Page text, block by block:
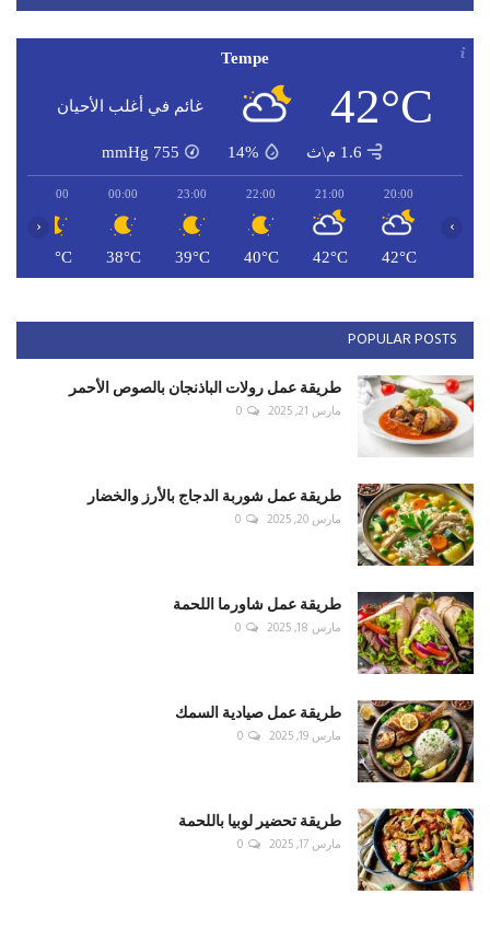
Tempe
42°C غائم في أغلب الأحيان
1.6 م\ث 14%
755
mmHg
20:00
42°C
21:00
42°C
22:00
40°C
23:00
39°C
00:00
38°C
01:00
38°C
‹ ›
POPULAR POSTS
طريقة عمل رولات الباذنجان بالصوص الأحمر
مارس 21, 2025 0
طريقة عمل شوربة الدجاج بالأرز والخضار
مارس 20, 2025 0
طريقة عمل شاورما اللحمة
مارس 18, 2025 0
طريقة عمل صيادية السمك
مارس 19, 2025 0
طريقة تحضير لوبيا باللحمة
مارس 17, 2025 0